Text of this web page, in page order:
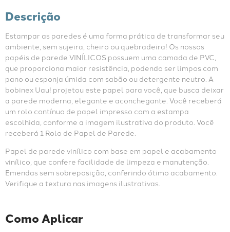
Descrição
Estampar as paredes é uma forma prática de transformar seu
ambiente, sem sujeira, cheiro ou quebradeira! Os nossos
papéis de parede VINÍLICOS possuem uma camada de PVC,
que proporciona maior resistência, podendo ser limpos com
pano ou esponja úmida com sabão ou detergente neutro. A
bobinex Uau! projetou este papel para você, que busca deixar
a parede moderna, elegante e aconchegante. Você receberá
um rolo contínuo de papel impresso com a estampa
escolhida, conforme a imagem ilustrativa do produto. Você
receberá 1 Rolo de Papel de Parede.
Papel de parede vinílico com base em papel e acabamento
vinílico, que confere facilidade de limpeza e manutenção.
Emendas sem sobreposição, conferindo ótimo acabamento.
Verifique a textura nas imagens ilustrativas.
Como Aplicar